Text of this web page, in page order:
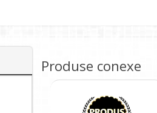
Produse conexe